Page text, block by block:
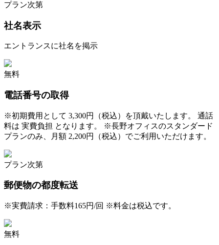
プラン次第
社名表示
エントランスに社名を掲示
無料
電話番号の取得
※初期費用として 3,300円（税込）を頂戴いたします。 通話
料は 実費負担 となります。 ※長野オフィスのスタンダード
プランのみ、月額 2,200円（税込）でご利用いただけます。
プラン次第
郵便物の都度転送
※実費請求：手数料165円/回 ※料金は税込です。
無料